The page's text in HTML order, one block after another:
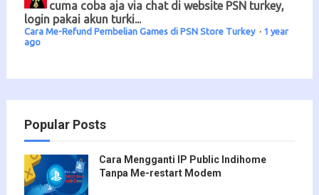
cuma coba aja via chat di website PSN turkey,
login pakai akun turki...
Cara Me-Refund Pembelian Games di PSN Store Turkey · 1 year
ago
Popular Posts
Cara Mengganti IP Public Indihome
Tanpa Me-restart Modem